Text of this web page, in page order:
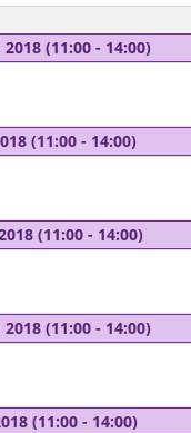
(11:00 - 14:00)
(11:00 - 14:00)
(11:00 - 14:00)
(11:00 - 14:00)
(11:00 - 14:00)